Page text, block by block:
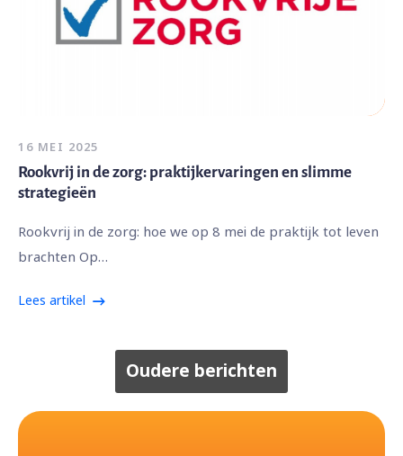
16 MEI 2025
Rookvrij in de zorg: praktijkervaringen en slimme
strategieën
Rookvrij in de zorg: hoe we op 8 mei de praktijk tot leven
brachten Op…
Lees artikel
Oudere berichten